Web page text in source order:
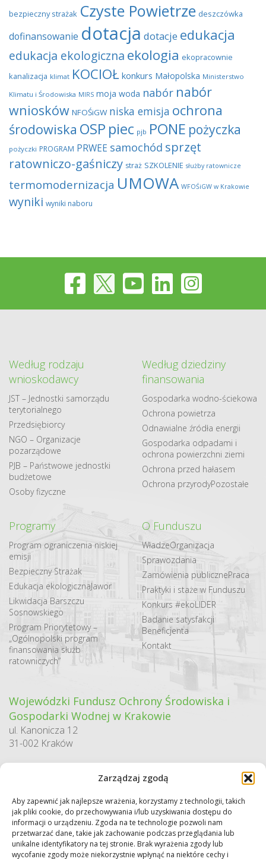
Zarządzaj zgodą
Aby zapewnić jak najlepsze wrażenia, korzystamy z technologii, takich
jak pliki cookie, do przechowywania i/lub uzyskiwania dostępu do
informacji o urządzeniu. Zgoda na te technologie pozwoli nam
przetwarzać dane, takie jak zachowanie podczas przeglądania lub
unikalne identyfikatory na tej stronie. Brak wyrażenia zgody lub
wycofanie zgody może niekorzystnie wpłynąć na niektóre cechy i
bezpieczny strażak Czyste Powietrze deszczówka
dofinansowanie dotacja dotacje edukacja
edukacja ekologiczna ekologia ekopracownie
kanalizacja klimat KOCIOŁ konkurs Małopolska Ministerstwo
Klimatu i Środowiska MIRS moja woda nabór nabór
wniosków NFOŚiGW niska emisja ochrona
środowiska OSP piec pjb PONE pożyczka
pożyczki PROGRAM PRWEE samochód sprzęt
ratowniczo-gaśniczy straż SZKOLENIE służby ratownicze
termomodernizacja UMOWA WFOŚiGW w Krakowie
wyniki wyniki naboru
Według rodzaju
wnioskodawcy
JST – Jednostki samorządu
terytorialnego
Przedsiębiorcy
NGO – Organizacje
pozarządowe
PJB – Państwowe jednostki
budżetowe
Osoby fizyczne
Według dziedziny
finansowania
Gospodarka​ wodno​-ściekowa
Ochrona powietrza
Odnawialne​ źródła​ energii
Gospodarka odpadami i
ochrona powierzchni ziemi
Ochrona przed hałasem
Ochrona przyrodyPozostałe
Programy
Program ograniczenia niskiej
emisji
Bezpieczny Strażak
Edukacja ekologicznaJawor
Likwidacja Barszczu
Sosnowskiego
Program Priorytetowy –
„Ogólnopolski program
finansowania służb
ratowniczych”
O Funduszu
WładzeOrganizacja
Sprawozdania
Zamówienia publicznePraca
Praktyki i staże w Funduszu
Konkurs #ekoLIDER
Badanie satysfakcji
Beneficjenta
Kontakt
Wojewódzki Fundusz Ochrony Środowiska i
Gospodarki Wodnej w Krakowie
ul. Kanonicza 12
31-002 Kraków
Sekretariat / Dziennik podawczy
tel.: 12 422 94 90
e-mail:biuro@wfos.krakow.pl